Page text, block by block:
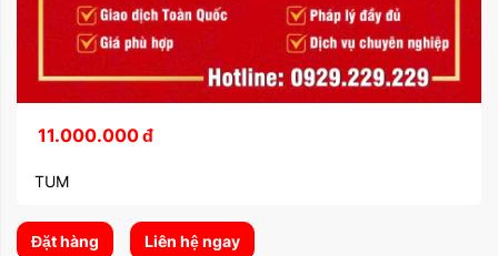
11.000.000đ
TUM
Đặt hàng Liên hệ ngay